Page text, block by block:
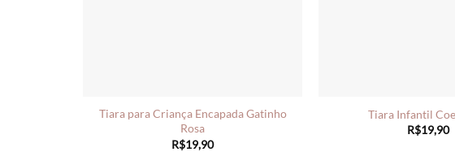
Tiara para Criança Encapada Gatinho
Rosa
R$19,90
Tiara Infantil
R$19,90